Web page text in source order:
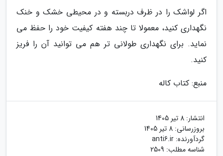
اگر لواشک را در ظرف دربسته و در محیطی خشک و خنک
نگهداری کنید، معمولا تا چند هفته کیفیت خود را حفظ می
نماید. برای نگهداری طولانی تر هم می توانید آن را فریز
کنید.
منبع: کتاب کاله
انتشار: 8 تیر 1405
بروزرسانی: 8 تیر 1405
گردآورنده: anti6.ir
شناسه مطلب: 2509